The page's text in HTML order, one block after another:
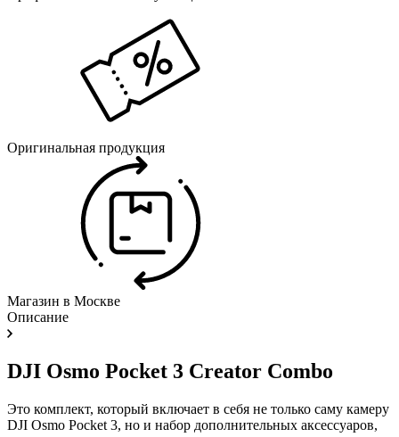
Оригинальная продукция
Магазин в Москве
Описание
DJI Osmo Pocket 3 Creator Combo
Это комплект, который включает в себя не только саму камеру
DJI Osmo Pocket 3, но и набор дополнительных аксессуаров,